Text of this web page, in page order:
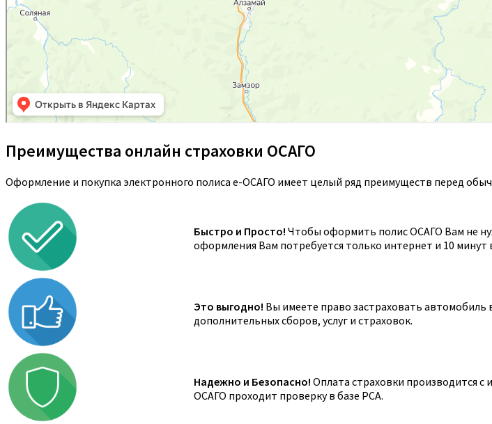
Преимущества онлайн страховки ОСАГО
Оформление и покупка электронного полиса е-ОСАГО имеет целый ряд преимуществ перед
Быстро и Просто! Чтобы оформить полис ОСАГО Вам не
оформления Вам потребуется только интернет и 10 минут
Это выгодно! Вы имеете право застраховать автомобиль
дополнительных сборов, услуг и страховок.
Надежно и Безопасно! Оплата страховки производится с
ОСАГО проходит проверку в базе РСА.